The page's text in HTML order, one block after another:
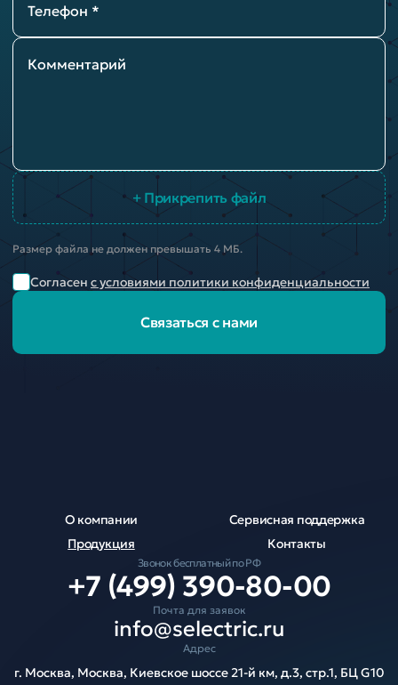
Телефон *
Комментарий
+ Прикрепить файл
Размер файла не должен превышать 4 МБ.
Согласен с условиями политики конфиденциальности
Связаться с нами
О компании
Продукция
Сервисная поддержка
Контакты
Звонок бесплатный по РФ
+7 (499) 390-80-00
Почта для заявок
info@selectric.ru
Адрес
г. Москва, Москва, Киевское шоссе 21-й км, д.3, стр.1, БЦ G10